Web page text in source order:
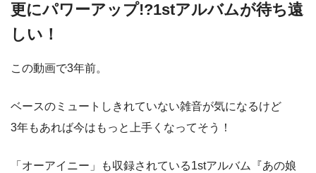
更にパワーアップ!?1stアルバムが待ち遠
しい！
この動画で3年前。
ベースのミュートしきれていない雑音が気になるけど
3年もあれば今はもっと上手くなってそう！
「オーアイニー」も収録されている1stアルバム『あの娘